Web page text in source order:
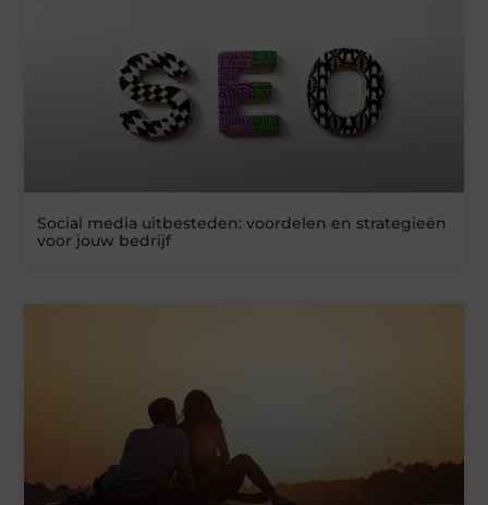
Social media uitbesteden: voordelen en strategieën
voor jouw bedrijf